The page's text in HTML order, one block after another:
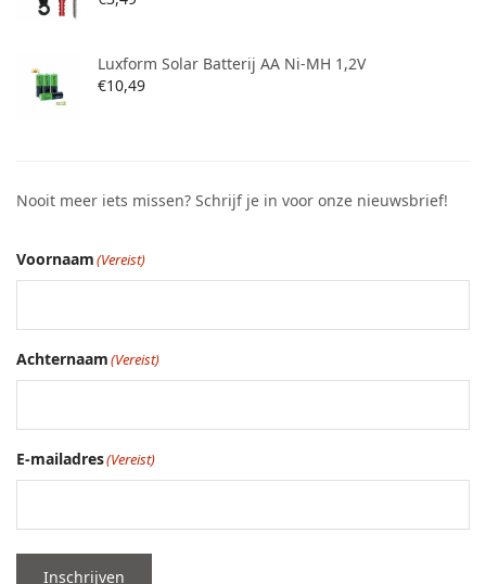
Luxform Solar Batterij AA Ni-MH 1,2V
€10,49
Nooit meer iets missen? Schrijf je in voor onze nieuwsbrief!
Voornaam(Vereist)
Achternaam(Vereist)
E-mailadres(Vereist)
Inschrijven